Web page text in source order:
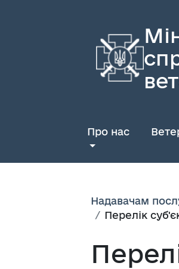
Про нас
Надавачам
Перелік